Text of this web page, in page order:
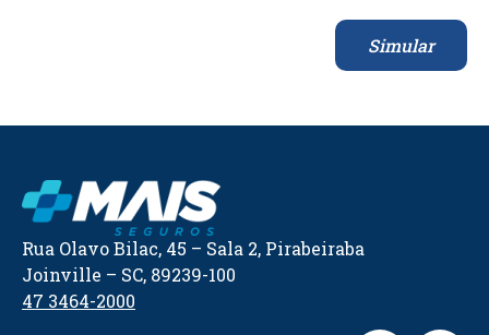
Simular
Rua Olavo Bilac, 45 – Sala 2, Pirabeiraba
Joinville – SC, 89239-100
47 3464-2000